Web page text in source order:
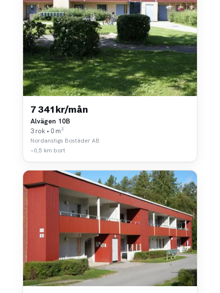
7 341 kr/mån
Alvägen 10B
3 rok • 0 m²
Nordanstigs Bostäder AB
~0,5 km bort